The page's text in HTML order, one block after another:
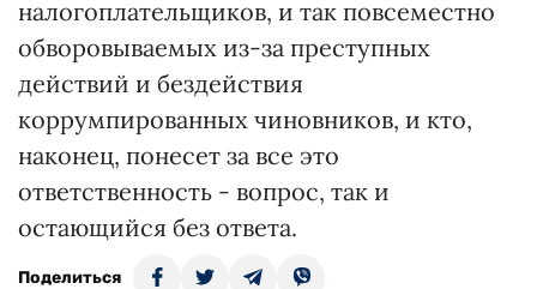
налогоплательщиков, и так повсеместно
обворовываемых из-за преступных
действий и бездействия
коррумпированных чиновников, и кто,
наконец, понесет за все это
ответственность - вопрос, так и
остающийся без ответа.
Поделиться